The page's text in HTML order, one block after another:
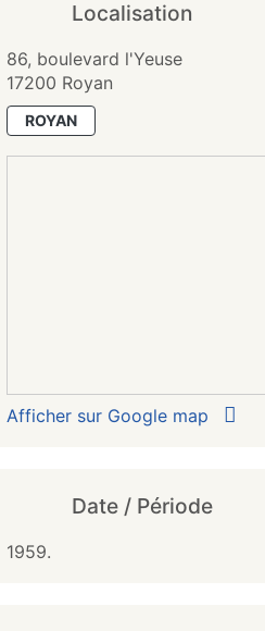
Localisation
86, boulevard l'Yeuse
17200 Royan
ROYAN
Afficher sur Google map
Date / Période
1959.